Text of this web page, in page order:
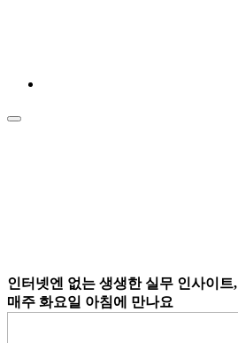
인터넷엔 없는 생생한 실무 인사이트,
매주 화요일 아침에 만나요